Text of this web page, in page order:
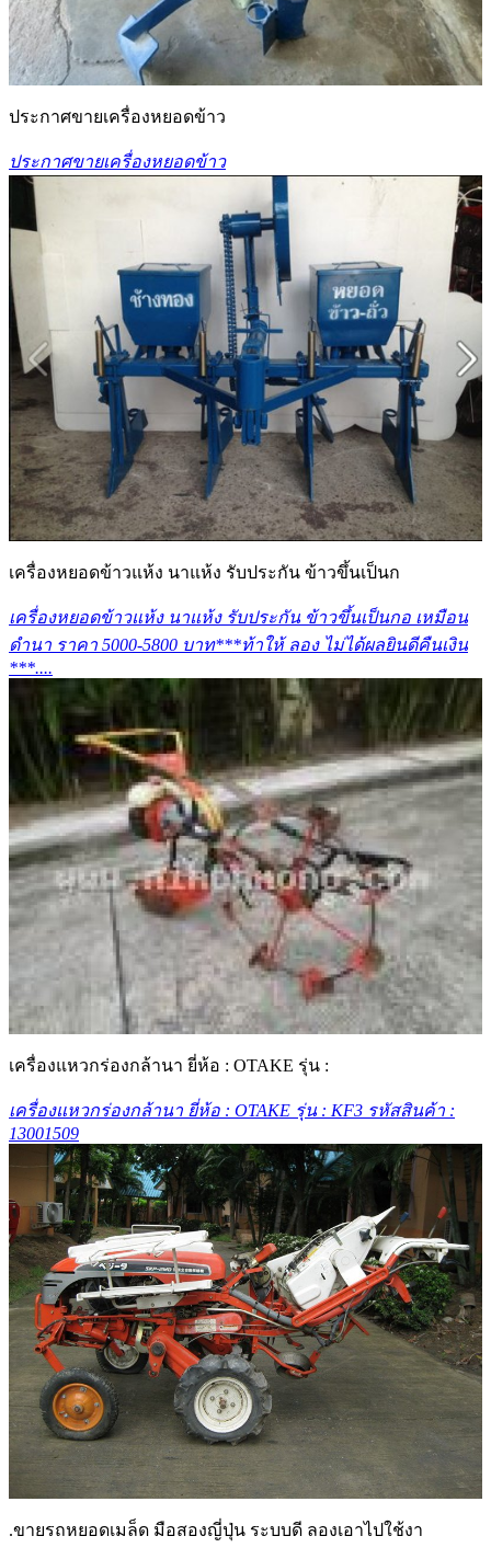
ประกาศขายเครื่องหยอดข้าว
ประกาศขายเครื่องหยอดข้าว
เครื่องหยอดข้าวแห้ง นาแห้ง รับประกัน ข้าวขึ้นเป็นก
เครื่องหยอดข้าวแห้ง นาแห้ง รับประกัน ข้าวขึ้นเป็นกอ เหมือน
ดำนา ราคา 5000-5800 บาท***ท้าให้ ลอง ไม่ได้ผลยินดีคืนเงิน
***....
เครื่องแหวกร่องกล้านา ยี่ห้อ : OTAKE รุ่น :
เครื่องแหวกร่องกล้านา ยี่ห้อ : OTAKE รุ่น : KF3 รหัสสินค้า :
13001509
.ขายรถหยอดเมล็ด มือสองญี่ปุ่น ระบบดี ลองเอาไปใช้งา